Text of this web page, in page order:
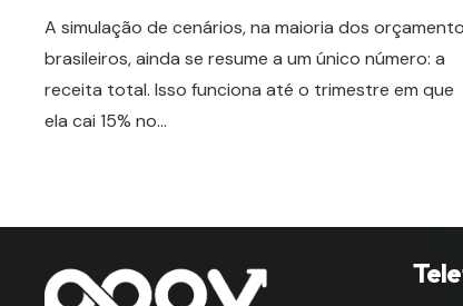
A simulação de cenários, na maioria dos
brasileiros, ainda se resume a um único número: a
receita total. Isso funciona até o trimestre em que
ela cai 15% no…